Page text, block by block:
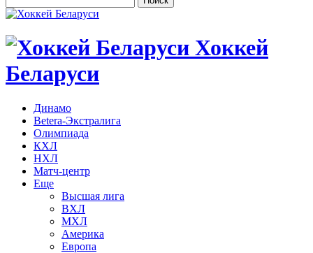
Хоккей
Беларуси
Динамо
Betera-Экстралига
Олимпиада
КХЛ
НХЛ
Матч-центр
Еще
Высшая лига
ВХЛ
МХЛ
Америка
Европа